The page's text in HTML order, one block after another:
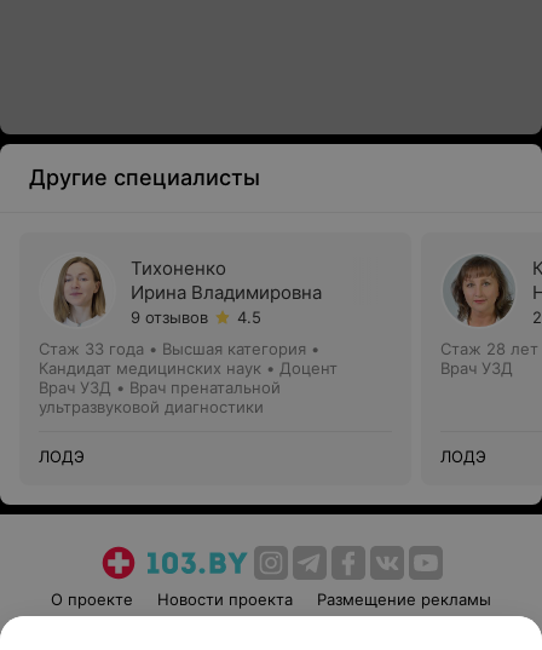
Другие специалисты
Тихоненко
Ирина Владимировна
9 отзывов
4.5
Стаж 33 года • Высшая категория •
Кандидат медицинских наук • Доцент
Врач УЗД • Врач пренатальной
ультразвуковой диагностики
ЛОДЭ
Стаж 28 лет
Врач УЗД
ЛОДЭ
О проекте Новости проекта
Размещение рекламы